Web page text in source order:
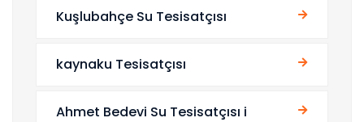
Kuşlubahçe Su Tesisatçısı
kaynaku Tesisatçısı
Ahmet Bedevi Su Tesisatçısı i